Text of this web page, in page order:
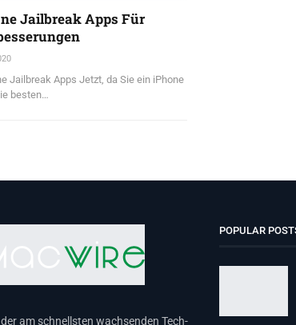
Jailbreak Apps Für
Jailbreak Apps Jetzt, da Sie ein iPhone
besten…
am schnellsten wachsenden Tech-
POPULAR